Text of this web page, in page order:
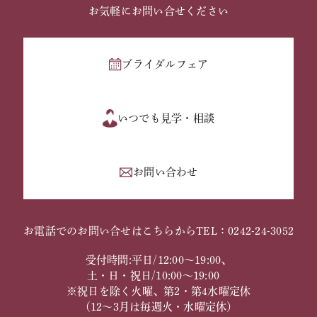
お気軽にお問い合せください
ブライダルフェア
いつでも見学・相談
お問い合わせ
お電話でのお問い合せはこちらからTEL：0242-24-3052
受付時間:平日/12:00～19:00、
土・日・祝日/10:00～19:00
※祝日を除く火曜、第2・第4水曜定休
（12～3月は毎週火・水曜定休）